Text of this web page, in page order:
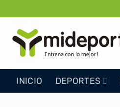
al
contenido
INICIO DEPORTES